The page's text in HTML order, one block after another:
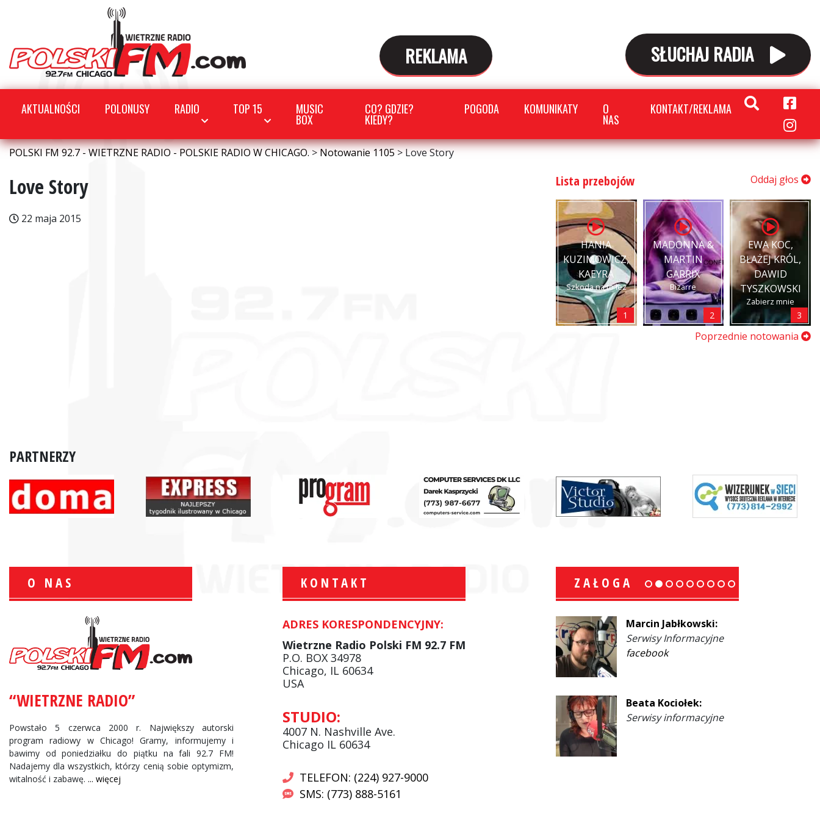
REKLAMA SŁUCHAJ RADIA
AKTUALNOŚCI POLONUSY RADIO TOP 15 MUSIC
BOX
CO? GDZIE?
KIEDY?
POGODA KOMUNIKATY O
NAS
KONTAKT/REKLAMA
POLSKI FM 92.7 - WIETRZNE RADIO - POLSKIE RADIO W CHICAGO.>Notowanie 1105>Love Story
Love Story
22 maja 2015
Lista przebojów Oddaj głos
HANIA
KUZIMOWICZ,
KAEYRA
Szkoda na to łez
1
MADONNA &
MARTIN
GARRIX
Bizarre
2
EWA KOC,
BŁAŻEJ KRÓL,
DAWID
TYSZKOWSKI
Zabierz mnie
3
Poprzednie notowania
PARTNERZY
O NAS
“WIETRZNE RADIO”
Powstało 5 czerwca 2000 r. Największy autorski
program radiowy w Chicago! Gramy, informujemy i
bawimy od poniedziałku do piątku na fali 92.7 FM!
Nadajemy dla wszystkich, którzy cenią sobie optymizm,
witalność i zabawę. ... więcej
KONTAKT
ADRES KORESPONDENCYJNY:
Wietrzne Radio Polski FM 92.7 FM
P.O. BOX 34978
Chicago, IL 60634
USA
STUDIO:
4007 N. Nashville Ave.
Chicago IL 60634
TELEFON: (224) 927-9000
SMS: (773) 888-5161
ZAŁOGA
Informacje Giełdowe
Krzysztof Wawer:
Komentator
facebook
Marcin Jabłkowski:
Serwisy Informacyjne
facebook
Beata Kociołek:
Serwisy informacyjne